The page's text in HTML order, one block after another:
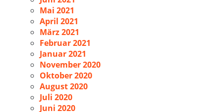
Mai 2021
April 2021
März 2021
Februar 2021
Januar 2021
November 2020
Oktober 2020
August 2020
Juli 2020
Juni 2020